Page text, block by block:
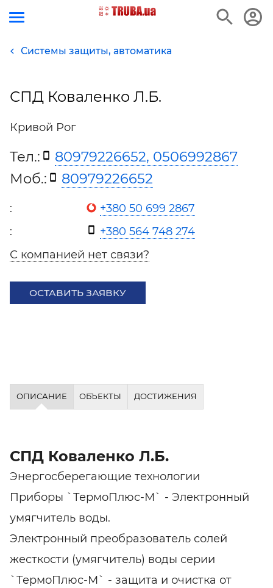
Системы защиты, автоматика
СПД Коваленко Л.Б.
Кривой Рог
Тел.:
80979226652, 0506992867
Моб.:
80979226652
:
+380 50 699 2867
:
+380 564 748 274
С компанией нет связи?
ОСТАВИТЬ ЗАЯВКУ
ОПИСАНИЕ ОБЪЕКТЫ ДОСТИЖЕНИЯ
СПД Коваленко Л.Б.
Энергосберегающие технологии
Приборы `ТермоПлюс-М` - Электронный
умягчитель воды.
Электронный преобразователь солей
жесткости (умягчитель) воды серии
`ТермоПлюс-М` - защита и очистка от